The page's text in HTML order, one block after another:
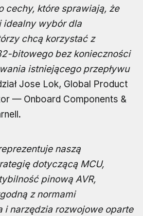
cechy, które sprawiają, że
idealny wybór dla
chcą korzystać z
bitowego bez konieczności
istniejącego przepływu
Jose Lok, Global Product
— Onboard Components &
naszą
dotyczącą MCU,
pinową AVR,
z normami
i narzędzia rozwojowe oparte